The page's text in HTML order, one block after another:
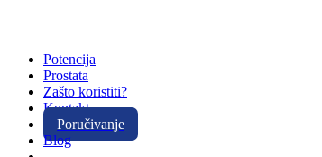
Potencija
Prostata
Zašto koristiti?
Kontakt
Poručivanje
Blog